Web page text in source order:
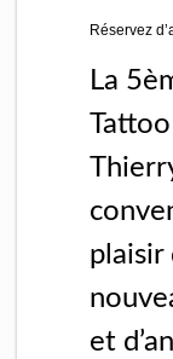
Réservez
La
plaisir
et